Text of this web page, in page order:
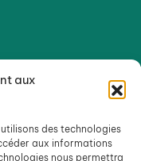
aux
des technologies
aux informations
nous permettra